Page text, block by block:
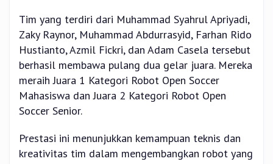
Tim yang terdiri dari Muhammad Syahrul Apriyadi,
Zaky Raynor, Muhammad Abdurrasyid, Farhan Rido
Hustianto, Azmil Fickri, dan Adam Casela tersebut
berhasil membawa pulang dua gelar juara. Mereka
meraih Juara 1 Kategori Robot Open Soccer
Mahasiswa dan Juara 2 Kategori Robot Open
Soccer Senior.
Prestasi ini menunjukkan kemampuan teknis dan
kreativitas tim dalam mengembangkan robot yang